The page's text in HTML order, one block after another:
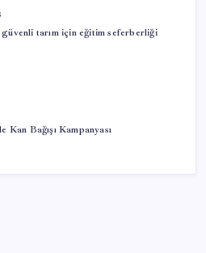
güvenli tarım için eğitim seferberliği
Kan Bağışı Kampanyası